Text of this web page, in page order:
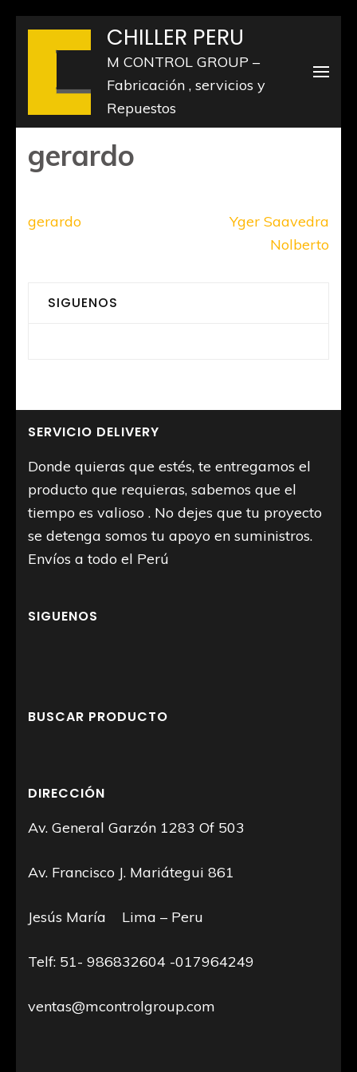
Saltar
(presiona
Intro)
CHILLER PERU
M CONTROL GROUP –
Fabricación , servicios y
Repuestos
gerardo
Navegación
gerardo
Yger Saavedra
Nolberto
SIGUENOS
SERVICIO DELIVERY
Donde quieras que estés, te entregamos el
producto que requieras, sabemos que el
tiempo es valioso . No dejes que tu proyecto
se detenga somos tu apoyo en suministros.
Envíos a todo el Perú
SIGUENOS
BUSCAR PRODUCTO
DIRECCIÓN
Av. General Garzón 1283 Of 503
Av. Francisco J. Mariátegui 861
Jesús María Lima – Peru
Telf: 51- 986832604 -017964249
ventas@mcontrolgroup.com